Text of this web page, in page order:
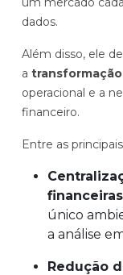
dados.
Além disso, ele
a
operacional e a
financeiro.
Entre as
financeiras
único
a análise
Redução